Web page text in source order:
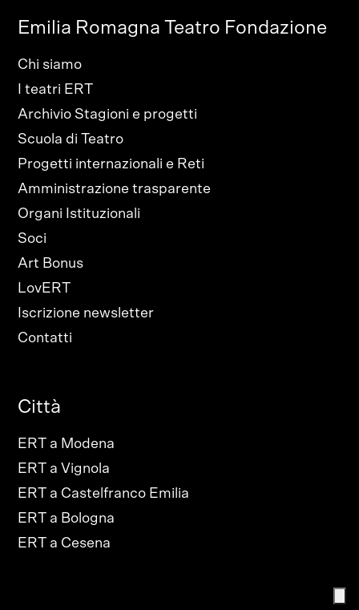
Emilia Romagna Teatro Fondazione
Chi siamo
I teatri ERT
Archivio Stagioni e progetti
Scuola di Teatro
Progetti internazionali e Reti
Amministrazione trasparente
Organi Istituzionali
Soci
Art Bonus
LovERT
Iscrizione newsletter
Contatti
Città
ERT a Modena
ERT a Vignola
ERT a Castelfranco Emilia
ERT a Bologna
ERT a Cesena